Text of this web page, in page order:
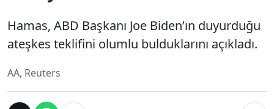
Hamas, ABD Başkanı Joe Biden’ın duyurduğu
ateşkes teklifini olumlu bulduklarını açıkladı.
AA, Reuters